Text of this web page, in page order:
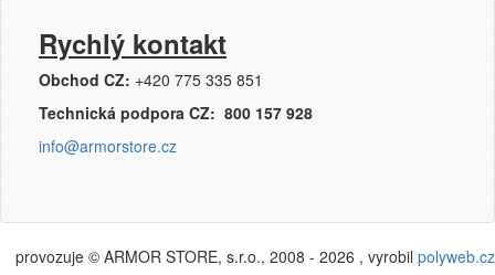
Rychlý kontakt
Obchod CZ: +420 775 335 851
Technická podpora CZ: 800 157 928
info@armorstore.cz
provozuje © ARMOR STORE, s.r.o., 2008 - 2026 , vyrobil polyweb.cz